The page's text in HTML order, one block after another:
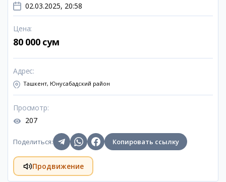
02.03.2025, 20:58
Цена:
80 000 сум
Адрес:
Ташкент, Юнусабадский район
Просмотр:
207
Поделиться: Копировать ссылку
Продвижение